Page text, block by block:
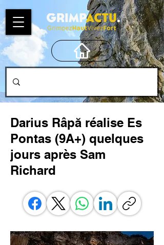
Darius Râpă réalise Es
Pontas (9A+) quelques
jours après Sam
Richard